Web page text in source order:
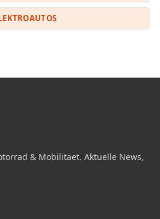
& Mobilitaet. Aktuelle News,